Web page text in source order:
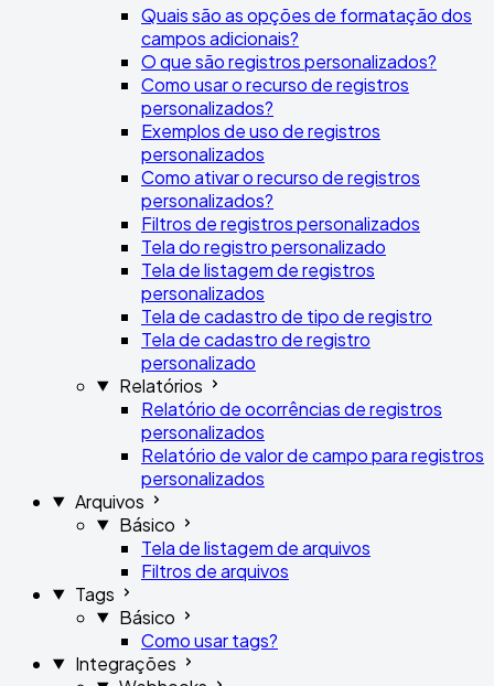
Quais são as opções de formatação dos
campos adicionais?
O que são registros personalizados?
Como usar o recurso de registros
personalizados?
Exemplos de uso de registros
personalizados
Como ativar o recurso de registros
personalizados?
Filtros de registros personalizados
Tela do registro personalizado
Tela de listagem de registros
personalizados
Tela de cadastro de tipo de registro
Tela de cadastro de registro
personalizado
Relatórios
Relatório de ocorrências de registros
personalizados
Relatório de valor de campo para registros
personalizados
Arquivos
Básico
Tela de listagem de arquivos
Filtros de arquivos
Tags
Básico
Como usar tags?
Integrações